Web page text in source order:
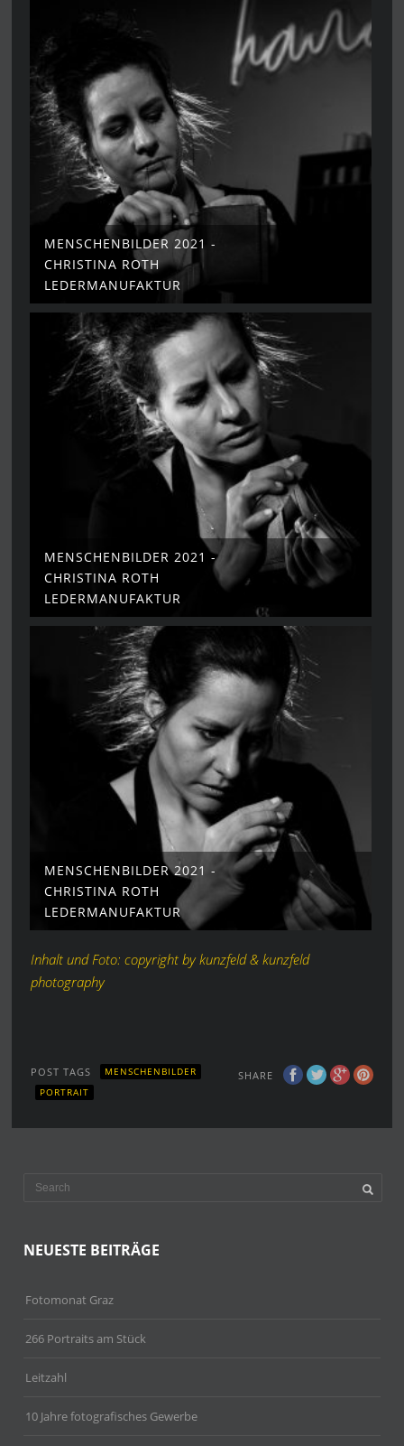
MENSCHENBILDER 2021 -
CHRISTINA ROTH
LEDERMANUFAKTUR
MENSCHENBILDER 2021 -
CHRISTINA ROTH
LEDERMANUFAKTUR
MENSCHENBILDER 2021 -
CHRISTINA ROTH
LEDERMANUFAKTUR
Inhalt und Foto: copyright by kunzfeld & kunzfeld
photography
SHARE
POST TAGS
MENSCHENBILDER
PORTRAIT
NEUESTE BEITRÄGE
Fotomonat Graz
266 Portraits am Stück
Leitzahl
10 Jahre fotografisches Gewerbe